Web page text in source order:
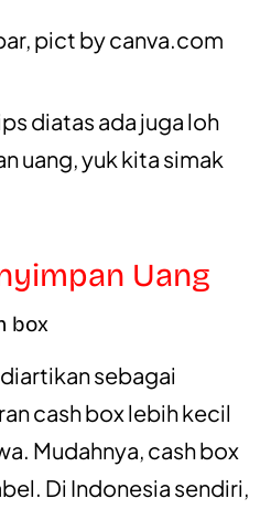
pict bycanva.com
diatas ada juga loh
uang, yuk kita simak
Uang
box
sebagai
cash box lebih kecil
Mudahnya, cash box
Di Indonesia sendiri,